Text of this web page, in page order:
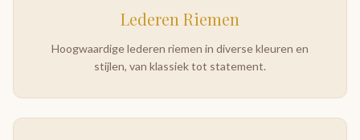
Lederen Riemen
Hoogwaardige lederen riemen in diverse kleuren en
stijlen, van klassiek tot statement.